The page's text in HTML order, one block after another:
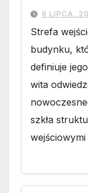
wejścia
9 LIPCA,
Strefa
budynku,
definiuje
wita
szkła